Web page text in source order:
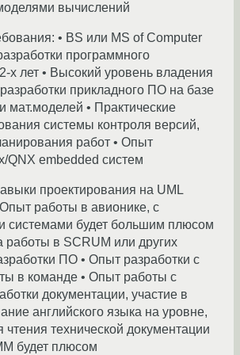
вычислений
• BS или MS of Computer
программного
х лет • Высокий уровень владения
прикладного ПО на базе
мат.моделей • Практические
системы контроля версий,
работ • Опыт
QNX embedded систем
проектирования на UML
работы в авионике, с
системами будет большим плюсом
работы в SCRUM или других
ПО • Опыт разработки с
в команде • Опыт работы с
документации, участие в
английского языка на уровне,
чтения технической документации
будет плюсом